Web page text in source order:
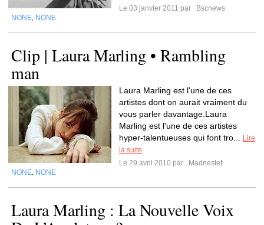
Le 03 janvier 2011 par
Bscnews
NONE NONE
Clip | Laura Marling • Rambling
man
Laura Marling est l'une de ces
artistes dont on aurait vraiment du
vous parler davantage.Laura
Marling est l'une de ces artistes
hyper-talentueuses qui font tro...
Lire
la suite
Le 29 avril 2010 par
Madnestef
NONE NONE
Laura Marling : La Nouvelle Voix